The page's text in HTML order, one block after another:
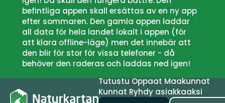
befintliga appen skall ersättas av en ny app
efter sommaren. Den gamla appen laddar
all data för hela landet lokalt i appen (för
att klara offline-läge) men det innebär att
den blir för stor för vissa telefoner - då
behöver den raderas och laddas ned igen!
TutustuOppaatMaakunnat
Kunnat Ryhdy asiakkaaksi